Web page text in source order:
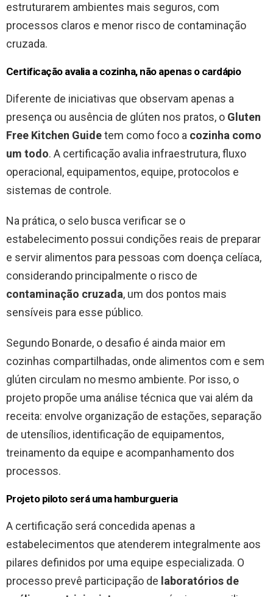
estruturarem ambientes mais seguros, com
processos claros e menor risco de contaminação
cruzada.
Certificação avalia a cozinha, não apenas o cardápio
Diferente de iniciativas que observam apenas a
presença ou ausência de glúten nos pratos, o Gluten
Free Kitchen Guidetem como foco a cozinha como
um todo. A certificação avalia infraestrutura, fluxo
operacional, equipamentos, equipe, protocolos e
sistemas de controle.
Na prática, o selo busca verificar se o
estabelecimento possui condições reais de preparar
e servir alimentos para pessoas com doença celíaca,
considerando principalmente o risco de
contaminação cruzada, um dos pontos mais
sensíveis para esse público.
Segundo Bonarde, o desafio é ainda maior em
cozinhas compartilhadas, onde alimentos com e sem
glúten circulam no mesmo ambiente. Por isso, o
projeto propõe uma análise técnica que vai além da
receita: envolve organização de estações, separação
de utensílios, identificação de equipamentos,
treinamento da equipe e acompanhamento dos
processos.
Projeto piloto será uma hamburgueria
A certificação será concedida apenas a
estabelecimentos que atenderem integralmente aos
pilares definidos por uma equipe especializada. O
processo prevê participação de laboratórios de